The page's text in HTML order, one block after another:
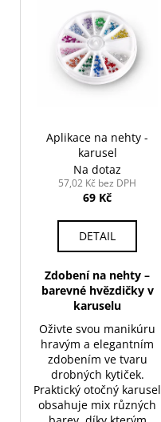
Aplikace na nehty -
karusel
Na dotaz
57,02 Kč bez DPH
69 Kč
DETAIL
Zdobení na nehty –
barevné hvězdičky v
karuselu
Oživte svou manikúru
hravým a elegantním
zdobením ve tvaru
drobných kytiček.
Praktický otočný karusel
obsahuje mix různých